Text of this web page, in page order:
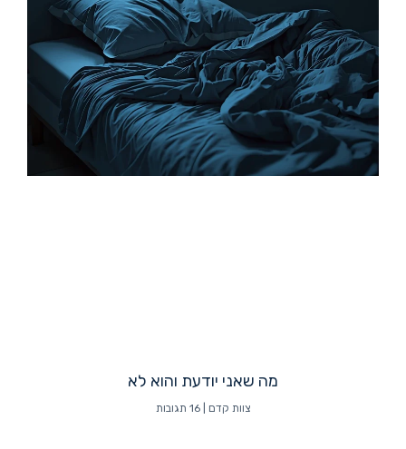
מה שאני יודעת והוא לא
צוות קדם 16 תגובות